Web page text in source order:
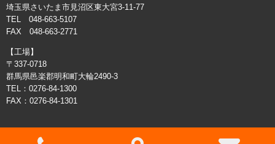
埼玉県さいたま市見沼区東大宮3-11-77
TEL 048-663-5107
FAX 048-663-2771
【工場】
〒337-0718
群馬県邑楽郡明和町大輪2490-3
TEL：0276-84-1300
FAX：0276-84-1301